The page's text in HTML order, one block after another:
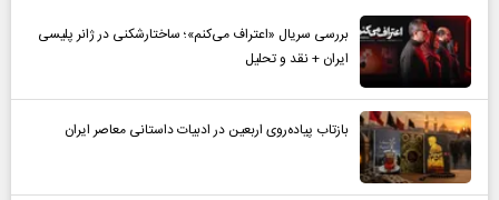
بررسی سریال «اعتراف می‌کنم»؛ ساختارشکنی در ژانر پلیسی
ایران + نقد و تحلیل
بازتاب پیاده‌روی اربعین در ادبیات داستانی معاصر ایران